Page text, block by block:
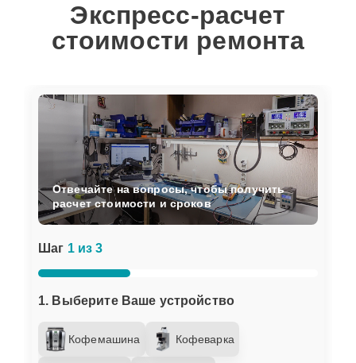
Экспресс-расчет
стоимости ремонта
Шаг 1 из 3
1. Выберите Ваше устройство
Кофемашина Кофеварка
Отвечайте на вопросы, чтобы получить
расчет стоимости и сроков